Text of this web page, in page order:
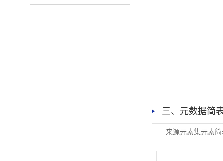
三、元数据简
来源元素集元素简